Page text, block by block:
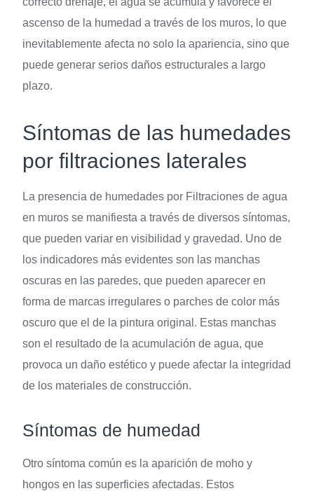
ascenso de la humedad a través de los muros, lo que
inevitablemente afecta no solo la apariencia, sino que
puede generar serios daños estructurales a largo
plazo.
Síntomas de las humedades
por filtraciones laterales
La presencia de humedades por Filtraciones de agua
en muros se manifiesta a través de diversos síntomas,
que pueden variar en visibilidad y gravedad. Uno de
los indicadores más evidentes son las manchas
oscuras en las paredes, que pueden aparecer en
forma de marcas irregulares o parches de color más
oscuro que el de la pintura original. Estas manchas
son el resultado de la acumulación de agua, que
provoca un daño estético y puede afectar la integridad
de los materiales de construcción.
Síntomas de humedad
Otro síntoma común es la aparición de moho y
hongos en las superficies afectadas. Estos